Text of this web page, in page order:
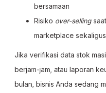
bersamaan
Risiko over-selling
marketplace sekaligus
Jika verifikasi data stok
berjam-jam, atau laporan
bulan, bisnis Anda sedang